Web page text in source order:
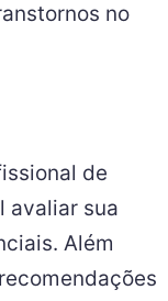
no
de
avaliar sua
Além